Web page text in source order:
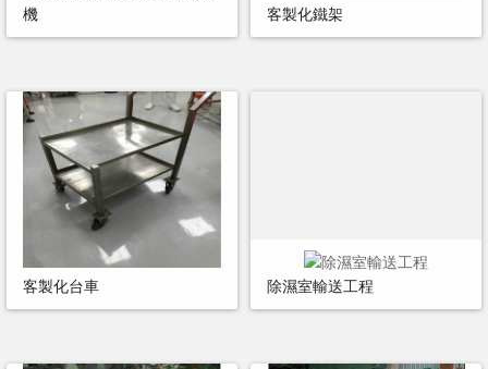
機
客製化鐵架
客製化台車 除濕室輸送工程